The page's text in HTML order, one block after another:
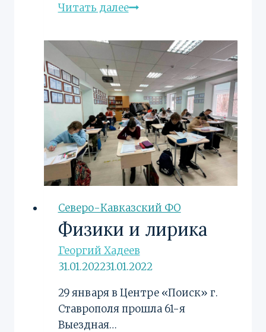
Читать далееБольше,
наставник.
2023
объявлен
в
России
Годом
педагога
и
наставника.
Северо-Кавказский ФО
Физики и лирика
Георгий Хадеев
31.01.202231.01.2022
29 января в Центре «Поиск» г.
Ставрополя прошла 61-я
Выездная…